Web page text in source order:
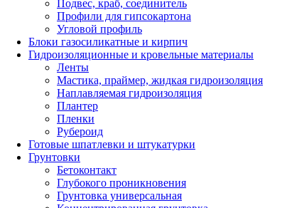
Подвес, краб, соединитель
Профили для гипсокартона
Угловой профиль
Блоки газосиликатные и кирпич
Гидроизоляционные и кровельные материалы
Ленты
Мастика, праймер, жидкая гидроизоляция
Наплавляемая гидроизоляция
Плантер
Пленки
Рубероид
Готовые шпатлевки и штукатурки
Грунтовки
Бетоконтакт
Глубокого проникновения
Грунтовка универсальная